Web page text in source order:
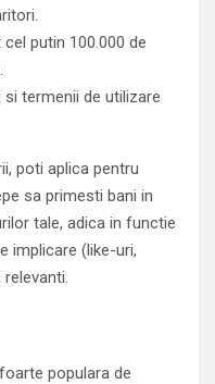
putin 100.000 de
termenii de utilizare
poti aplica pentru
sa primesti bani in
tale, adica in functie
implicare (like-uri,
populara de